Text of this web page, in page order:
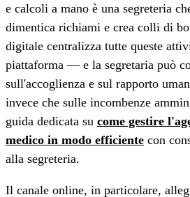
e calcoli a mano è una segreteria
dimentica richiami e crea colli di
digitale centralizza tutte queste
piattaforma — e la segretaria può
sull'accoglienza e sul rapporto
invece che sulle incombenze
guida dedicata su come gestire
medico in modo efficiente con
alla segreteria.
Il canale online, in particolare,